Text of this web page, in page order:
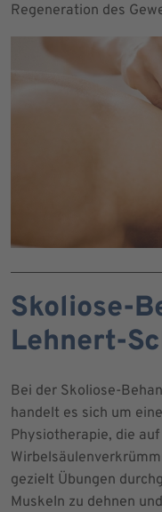
Regeneration des
Skoliose-
Lehnert-
Bei der Skoliose-
handelt es sich um
Physiotherapie, die
gezielt Übungen
Muskeln zu dehnen